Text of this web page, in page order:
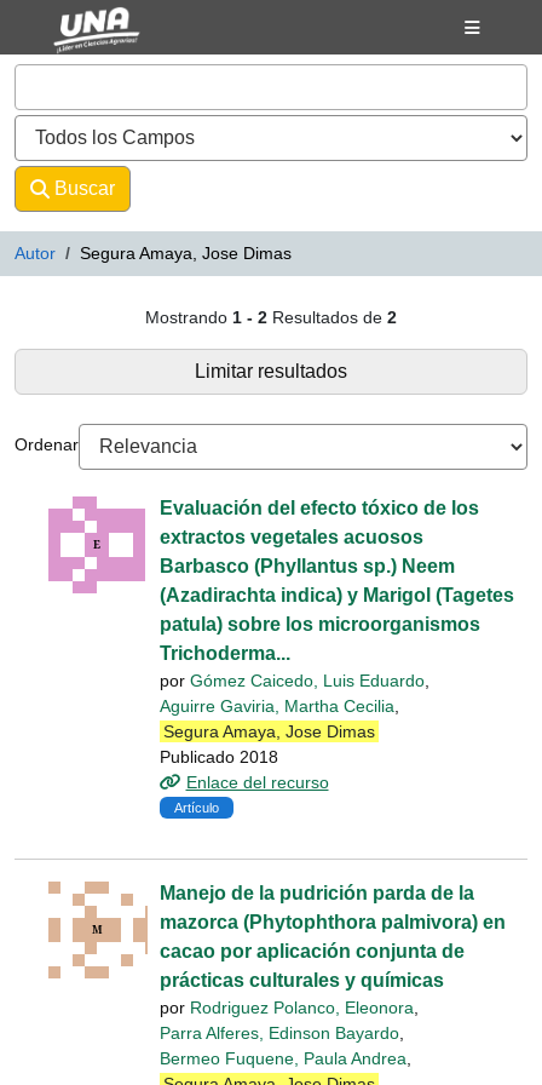
Mostrando1 - 2Resultados de
Saltar al contenido
VuFind
Buscar
Autor Segura Amaya, Jose Dimas
Mostrando 1 - 2 Resultados de 2
Limitar resultados
Ordenar
Evaluación del efecto tóxico de los
extractos vegetales acuosos
Barbasco (Phyllantus sp.) Neem
(Azadirachta indica) y Marigol (Tagetes
patula) sobre los microorganismos
Trichoderma...
por Gómez Caicedo, Luis Eduardo
Aguirre Gaviria, Martha Cecilia
Segura Amaya, Jose Dimas
Publicado 2018
Enlace del recurso
Artículo
Manejo de la pudrición parda de la
mazorca (Phytophthora palmivora) en
cacao por aplicación conjunta de
prácticas culturales y químicas
por Rodriguez Polanco, Eleonora,
Parra Alferes, Edinson Bayardo,
Bermeo Fuquene, Paula Andrea,